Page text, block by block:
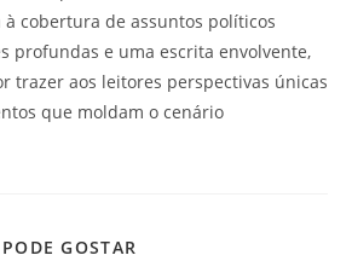
cobertura de assuntos políticos
profundas e uma escrita envolvente,
trazer aos leitores perspectivas únicas
que moldam o cenário
GOSTAR